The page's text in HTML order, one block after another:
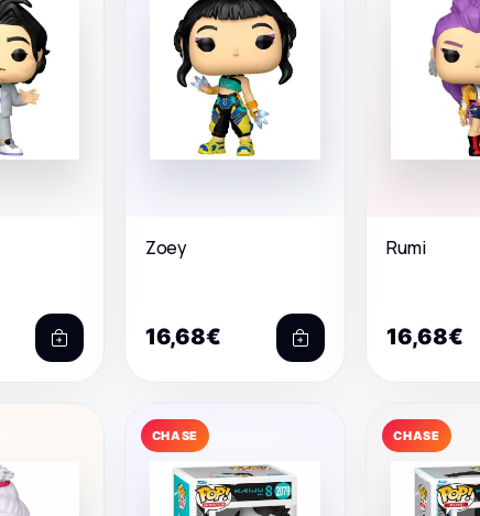
Zoey
16,68€
Rumi
16,68€
CHASE CHASE